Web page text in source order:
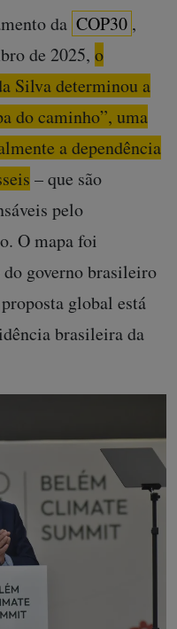
da COP30 ,
de 2025, o
Silva determinou a
do caminho”, uma
a dependência
– que são
pelo
O mapa foi
governo brasileiro
global está
brasileira da